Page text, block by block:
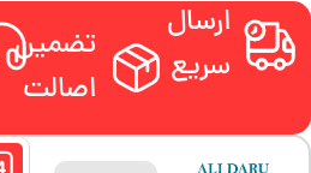
ارسال
سریع
تضمین
اصالت